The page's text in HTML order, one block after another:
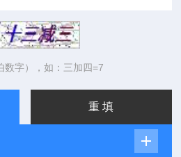
数字），如：三加四=7